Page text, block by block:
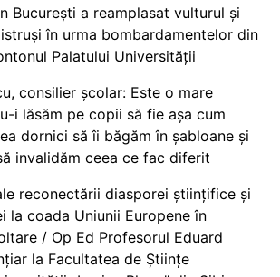
București a reamplasat vulturul și
în urma bombardamentelor din
Palatului Universității
consilier școlar: Este o mare
i lăsăm pe copii să fie așa cum
dornici să îi băgăm în șabloane și
invalidăm ceea ce fac diferit
reconectării diasporei științifice și
la coada Uniunii Europene în
/ Op Ed Profesorul Eduard
la Facultatea de Științe